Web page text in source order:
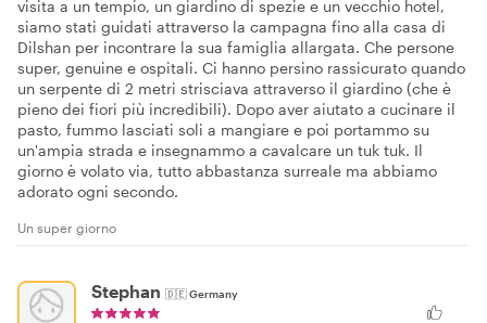
visita a un tempio, un giardino di spezie e un vecchio hotel,
siamo stati guidati attraverso la campagna fino alla casa di
Dilshan per incontrare la sua famiglia allargata. Che persone
super, genuine e ospitali. Ci hanno persino rassicurato quando
un serpente di 2 metri strisciava attraverso il giardino (che è
pieno dei fiori più incredibili). Dopo aver aiutato a cucinare il
pasto, fummo lasciati soli a mangiare e poi portammo su
un'ampia strada e insegnammo a cavalcare un tuk tuk. Il
giorno è volato via, tutto abbastanza surreale ma abbiamo
adorato ogni secondo.
Un super giorno
Stephan 🇩🇪Germany